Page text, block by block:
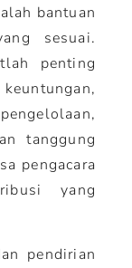
bantuan
sesuai.
penting
tanggung
pengacara
yang
pendirian